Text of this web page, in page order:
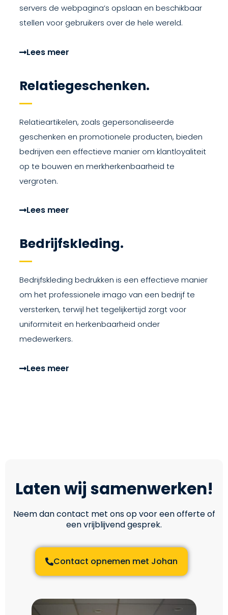
servers de webpagina’s opslaan en beschikbaar
stellen voor gebruikers over de hele wereld.
Lees meer
Relatiegeschenken.
Relatieartikelen, zoals gepersonaliseerde
geschenken en promotionele producten, bieden
bedrijven een effectieve manier om klantloyaliteit
op te bouwen en merkherkenbaarheid te
vergroten.
Lees meer
Bedrijfskleding.
Bedrijfskleding bedrukken is een effectieve manier
om het professionele imago van een bedrijf te
versterken, terwijl het tegelijkertijd zorgt voor
uniformiteit en herkenbaarheid onder
medewerkers.
Lees meer
Laten wij samenwerken!
Neem dan contact met ons op voor een offerte of
een vrijblijvend gesprek.
Contact opnemen met Johan